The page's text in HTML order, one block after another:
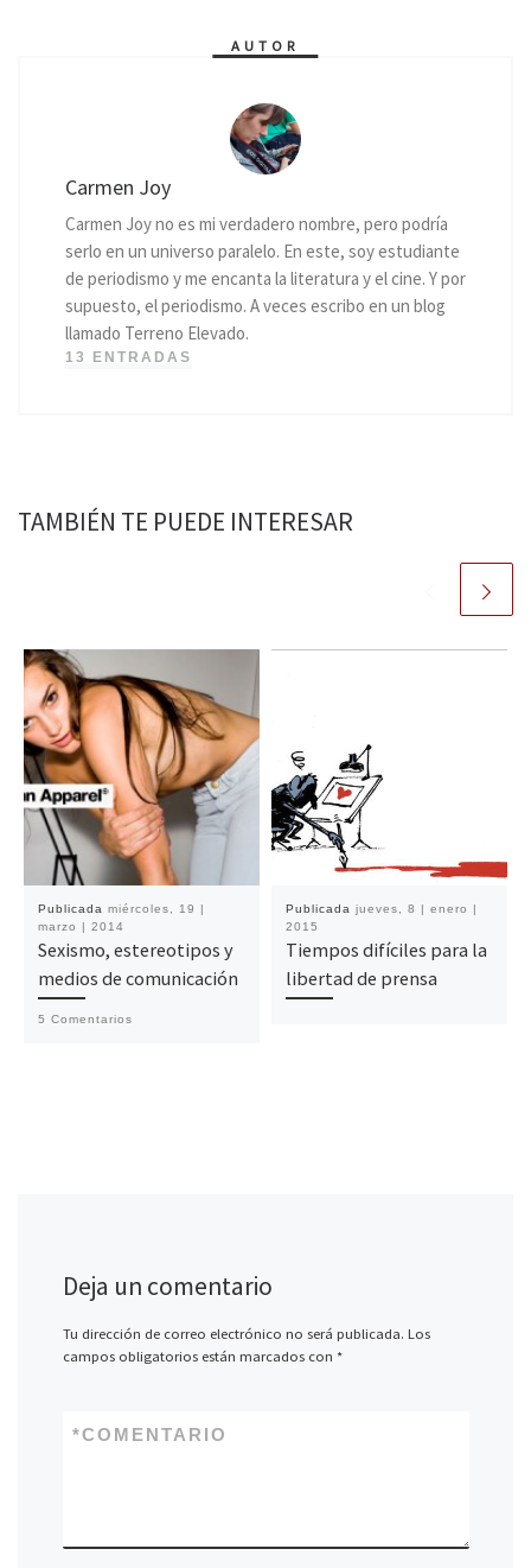
AUTOR
Carmen Joy
Carmen Joy no es mi verdadero nombre, pero podría
serlo en un universo paralelo. En este, soy estudiante
de periodismo y me encanta la literatura y el cine. Y por
supuesto, el periodismo. A veces escribo en un blog
llamado Terreno Elevado.
13 ENTRADAS
TAMBIÉN TE PUEDE INTERESAR
Publicada miércoles, 19 |
marzo | 2014
Sexismo, estereotipos y
medios de comunicación
5 Comentarios
Publicada jueves, 8 | enero |
2015
Tiempos difíciles para la
libertad de prensa
Deja un comentario
Tu dirección de correo electrónico no será publicada. Los
campos obligatorios están marcados con *
COMENTARIO
*